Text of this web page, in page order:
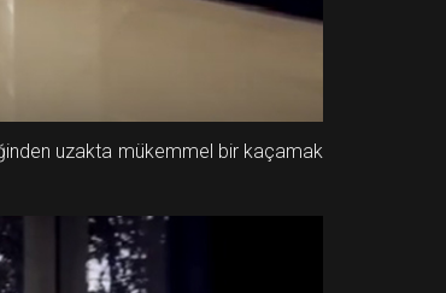
uzakta mükemmel bir kaçamak